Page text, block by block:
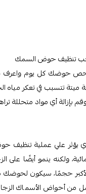
يجب تنظيف حوض السمك
حوضك كل يوم واعرف
تتسبب في تعكر مياه
بإزالة أي مواد متحللة
علي عملية تنظيف
ولكنه ينمو أيضًا
الأكبر حجمًا، سيكون
من أحواض الأسماك